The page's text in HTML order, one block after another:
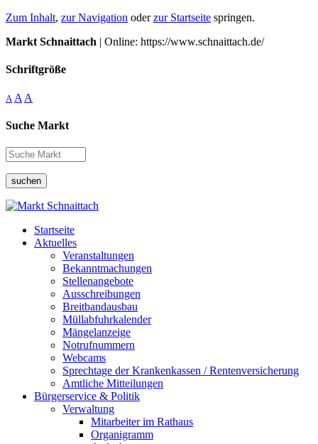
Zum Inhalt, zur Navigation oderzur Startseite springen.
Markt Schnaittach | Online: https://www.schnaittach.de/
Schriftgröße
A A A
Suche Markt
suchen
Startseite
Aktuelles
Veranstaltungen
Bekanntmachungen
Stellenangebote
Ausschreibungen
Breitbandausbau
Müllabfuhrkalender
Mängelanzeige
Notrufnummern
Webcams
Sprechtage der Krankenkassen / Rentenversicherung
Amtliche Mitteilungen
Bürgerservice & Politik
Verwaltung
Mitarbeiter im Rathaus
Organigramm